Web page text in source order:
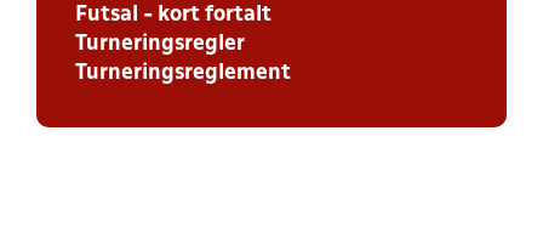
Futsal - kort fortalt
Turneringsregler
Turneringsreglement